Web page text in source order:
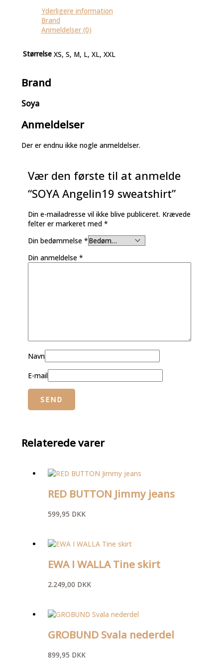
Yderligere information
Brand
Anmeldelser (0)
Størrelse XS, S, M, L, XL, XXL
Brand
Soya
Anmeldelser
Der er endnu ikke nogle anmeldelser.
Vær den første til at anmelde
“SOYA Angelin19 sweatshirt”
Din e-mailadresse vil ikke blive publiceret. Krævede
felter er markeret med*
Din bedømmelse*
Din anmeldelse*
Navn
E-mail
Relaterede varer
RED BUTTON Jimmy jeans
599,95 DKK
EWA I WALLA Tine skirt
2.249,00 DKK
GROBUND Svala nederdel
899,95 DKK